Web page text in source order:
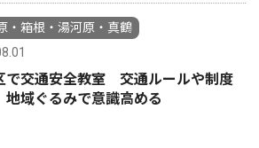
・箱根・湯河原・真鶴
で交通安全教室 交通ルールや制度
域ぐるみで意識高める